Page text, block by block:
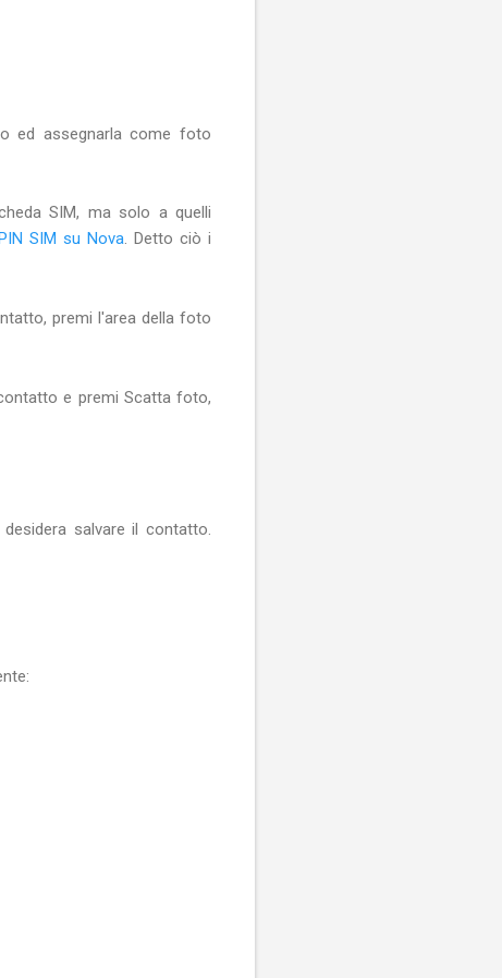
ed assegnarla come foto
SIM, ma solo a quelli
SIM su Nova. Detto ciò i
premi l'area della foto
e premi Scatta foto,
salvare il contatto.